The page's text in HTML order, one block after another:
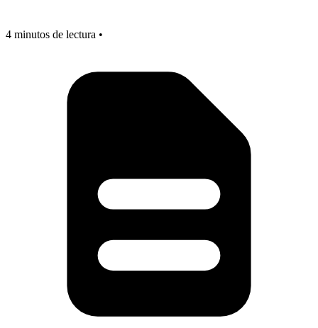
4 minutos de lectura •